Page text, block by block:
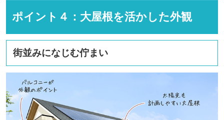
ポイント４：大屋根を活かした外観
街並みになじむ佇まい